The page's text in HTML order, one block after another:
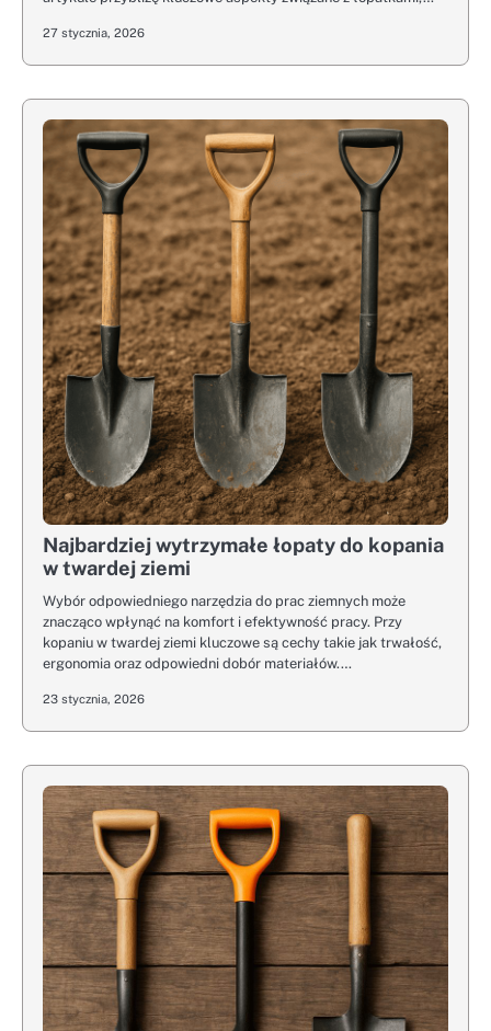
27 stycznia, 2026
Najbardziej wytrzymałe łopaty do kopania
w twardej ziemi
Wybór odpowiedniego narzędzia do prac ziemnych może
znacząco wpłynąć na komfort i efektywność pracy. Przy
kopaniu w twardej ziemi kluczowe są cechy takie jak trwałość,
ergonomia oraz odpowiedni dobór materiałów.…
23 stycznia, 2026